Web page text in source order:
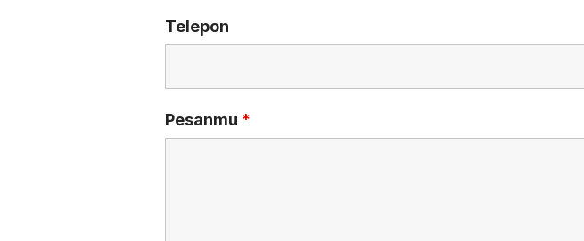
Telepon
Pesanmu *